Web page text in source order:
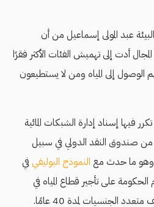
عبد المولى إسماعيل من أن
المجال أدت إلى تهميش الفئات الأكثر فقرًا
إلى المياه ومن لا يستطيعون
فيها إسناد إدارة الشبكات المائية
من صندوق النقد الدولي في سبيل
ما حدث مع النموذج البوليفيفي
على تأجير قطاع المياه في
الجنسيات لمدة 40 عامًا.